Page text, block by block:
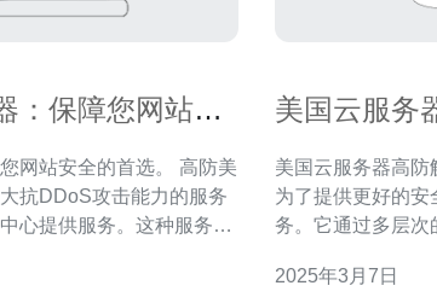
：保障您网站安
安全的首选。 高防美
抗DDoS攻击能力的服务
心提供服务。这种服务器
美国云服务
美国云服务器高防解决方案 云服务
为了提供更好的安
务。它通过多层次
等。 美国作为全球网络技术发达的国家，具备先进的
2025年3月7日